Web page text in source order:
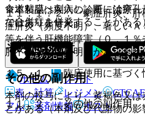
食道粘膜へ刺入し、更には穿
な合併症を併発することがある
その他の注意
１５．１． 臨床使用に基づく
本剤の投与により、黄褐色又
とがある（本剤及び代謝物の
１１．１．２． 劇症肝炎、肝
症肝炎（頻度不明）、著しい
等を伴う肝機能障害（０．１％
肝不全（頻度不明）があらわれ
その他の副作用
１１．２． その他の副作用
※本製品は疾病の診断・治療・
ではありません。
ホーム
ノート
表・計算
レジメン CTCAE
アル
薬剤情報 ポスト